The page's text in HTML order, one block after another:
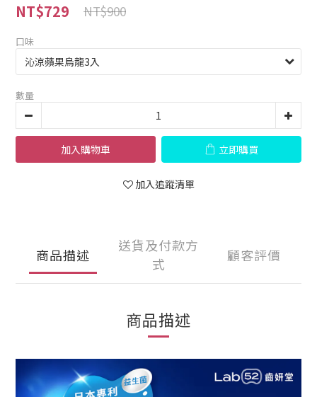
NT$729 NT$900
口味
數量
加入購物車 立即購買
加入追蹤清單
商品描述
送貨及付款方
式
顧客評價
商品描述